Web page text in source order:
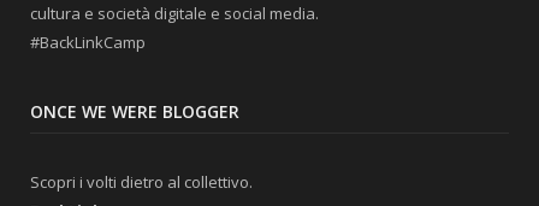
cultura e società digitale e social media.
#BackLinkCamp
ONCE WE WERE BLOGGER
Scopri i volti dietro al collettivo.